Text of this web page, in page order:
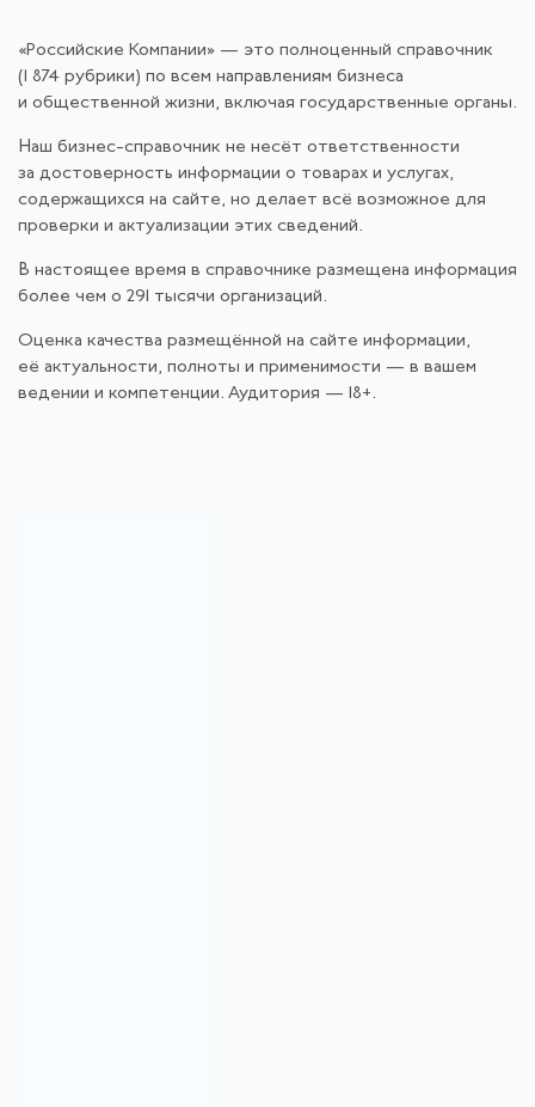
«Российские Компании» — это полноценный справочник
(1 874 рубрики) по всем направлениям бизнеса
и общественной жизни, включая государственные органы.
Наш бизнес-справочник не несёт ответственности
за достоверность информации о товарах и услугах,
содержащихся на сайте, но делает всё возможное для
проверки и актуализации этих сведений.
В настоящее время в справочнике размещена информация
более чем о 291 тысячи организаций.
Оценка качества размещённой на сайте информации,
её актуальности, полноты и применимости — в вашем
ведении и компетенции. Аудитория — 18+.